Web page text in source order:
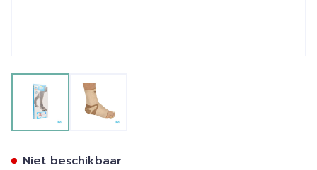
View larger image
Niet beschikbaar